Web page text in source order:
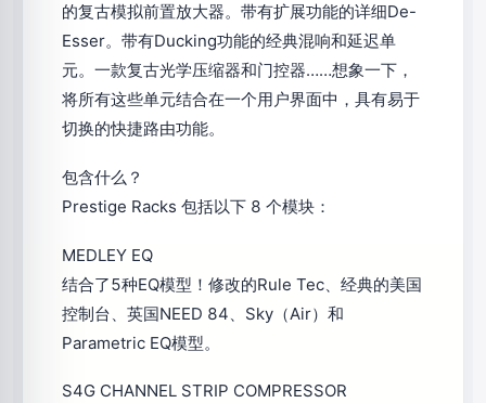
的复古模拟前置放大器。带有扩展功能的详细De-
Esser。带有Ducking功能的经典混响和延迟单
元。一款复古光学压缩器和门控器……想象一下，
将所有这些单元结合在一个用户界面中，具有易于
切换的快捷路由功能。
包含什么？
Prestige Racks 包括以下 8 个模块：
MEDLEY EQ
结合了5种EQ模型！修改的Rule Tec、经典的美国
控制台、英国NEED 84、Sky（Air）和
Parametric EQ模型。
S4G CHANNEL STRIP COMPRESSOR